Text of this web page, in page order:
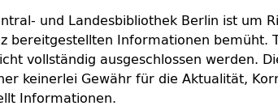
und Landesbibliothek Berlin ist um
bereitgestellten Informationen bemüht.
vollständig ausgeschlossen werden.
keinerlei Gewähr für die Aktualität,
Informationen.